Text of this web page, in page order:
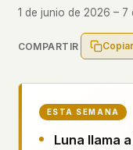
Esta Semana
Novedades
PEOPLE
✕Google
Facebook Pixel
✕Cookies
✕External fonts
✕ Ad networks
1 de junio de 2026 –
COMPARTIR
ESTA SEMANA
Luna llama